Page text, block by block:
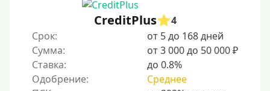
CreditPlus
4
Срок:
от 5 до 168 дней
Сумма:
от 3 000 до 50 000 ₽
Ставка:
до 0.8%
Одобрение:
Среднее